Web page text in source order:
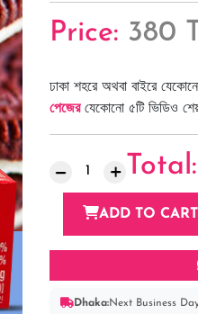
Price: 380
ঢাকা শহরে অথবা বাইরে
পেজেরযেকোনো ৫টি ভিডিও
Total:
ADD TO CART
Dhaka:Next Business